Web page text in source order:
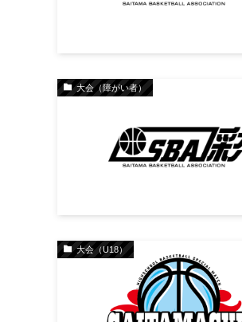
大会（障がい者）
大会（U18）